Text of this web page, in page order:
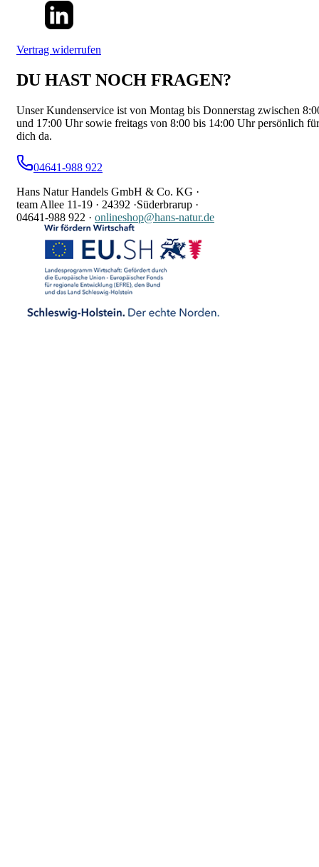
Vertrag widerrufen
DU HAST NOCH FRAGEN?
Unser Kundenservice ist von Montag bis Donnerstag zwischen
und 17:00 Uhr sowie freitags von 8:00 bis 14:00 Uhr persönlich für
dich da.
04641-988 922
Hans Natur Handels GmbH & Co. KG ·
team Allee 11-19 · 24392 ·Süderbrarup ·
04641-988 922 · onlineshop@hans-natur.de